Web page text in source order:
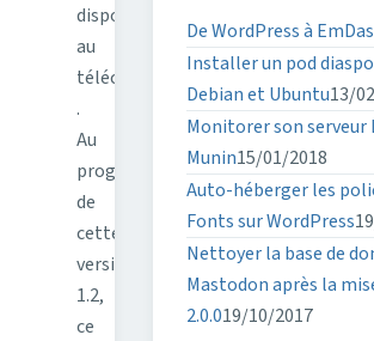
disponible
au
téléchargement
.
Au
programme
de
cette
version
1.2,
ce
De WordPress à
Installer un pod
Debian et Ubuntu13/
Monitorer son serveur
Munin15/01/2018
Auto-héberger les
Fonts sur WordPress
Nettoyer la base de
Mastodon après la
2.0.019/10/2017